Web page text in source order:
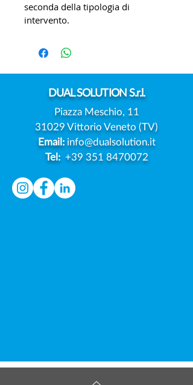
seconda della tipologia di
intervento.
DUALSOLUTION S.r.l.
Piazza Meschio, 11
31029 Vittorio Veneto (TV)
Email: info@dualsolution.it
Tel: +39 351 8470072